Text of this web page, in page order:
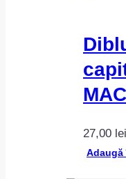
27,00 lei